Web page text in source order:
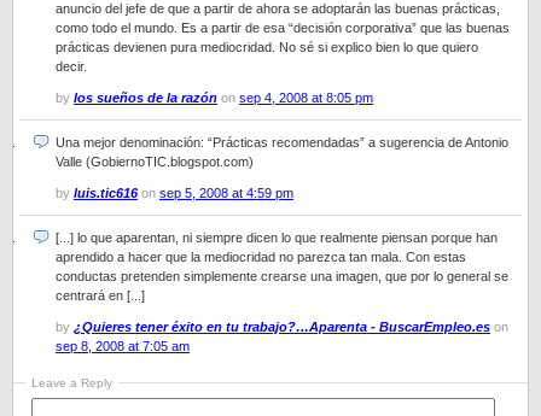
anuncio del jefe de que a partir de ahora se adoptarán las buenas prácticas,
como todo el mundo. Es a partir de esa “decisión corporativa” que las buenas
prácticas devienen pura mediocridad. No sé si explico bien lo que quiero
decir.
by los sueños de la razón on sep 4, 2008 at 8:05 pm
Una mejor denominación: “Prácticas recomendadas” a sugerencia de Antonio
Valle (GobiernoTIC.blogspot.com)
by luis.tic616 on sep 5, 2008 at 4:59 pm
[...] lo que aparentan, ni siempre dicen lo que realmente piensan porque han
aprendido a hacer que la mediocridad no parezca tan mala. Con estas
conductas pretenden simplemente crearse una imagen, que por lo general se
centrará en [...]
by ¿Quieres tener éxito en tu trabajo?…Aparenta - BuscarEmpleo.es on
sep 8, 2008 at 7:05 am
Leave a Reply